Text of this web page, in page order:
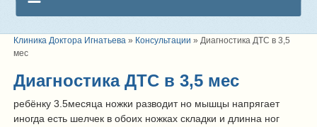
Клиника Доктора Игнатьева » Консультации » Диагностика ДТС в 3,5
мес
Диагностика ДТС в 3,5 мес
ребёнку 3.5месяца ножки разводит но мышцы напрягает
иногда есть шелчек в обоих ножках складки и длинна ног